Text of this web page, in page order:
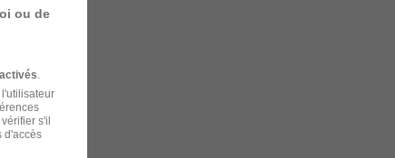
ou de
s'il
d'accès